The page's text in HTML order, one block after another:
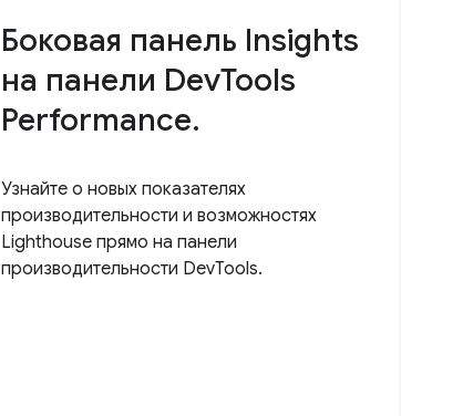
Боковая панель Insights
на панели DevTools
Performance.
Узнайте о новых показателях
производительности и возможностях
Lighthouse прямо на панели
производительности DevTools.